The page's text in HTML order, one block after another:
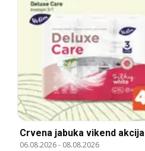
Crvena jabuka vikend akcija
06.08.2026- 08.08.2026